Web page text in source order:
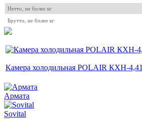
Нетто, не более кг
Брутто, не более кг
Камера холодильная POLAIR КХН-4,41
Армата
Sovital